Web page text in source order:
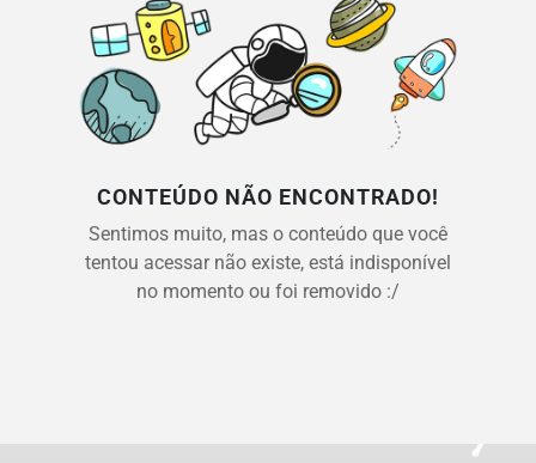
CONTEÚDO NÃO ENCONTRADO!
Sentimos muito, mas o conteúdo que você
tentou acessar não existe, está indisponível
no momento ou foi removido :/